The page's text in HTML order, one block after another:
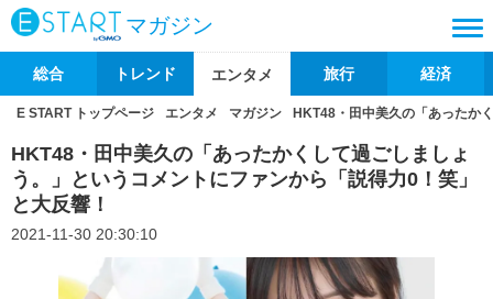
マガジン
総合 トレンド エンタメ 旅行 経済
E START トップページ エンタメ マガジン HKT48・田中美久の「あったか
HKT48・田中美久の「あったかくして過ごしましょ
う。」というコメントにファンから「説得力0！笑」
と大反響！
2021-11-30 20:30:10